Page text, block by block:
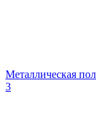
Металлическая
3